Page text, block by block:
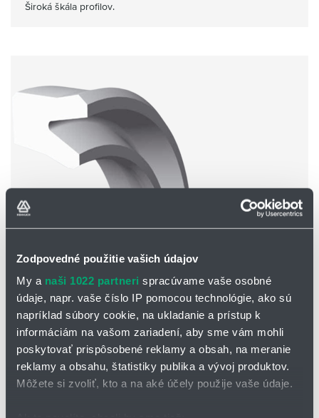
Zodpovedné použitie vašich údajov
My a naši 1022 partneri spracúvame vaše osobné
údaje, napr. vaše číslo IP pomocou technológie, ako sú
napríklad súbory cookie, na ukladanie a prístup k
informáciám na vašom zariadení, aby sme vám mohli
poskytovať prispôsobené reklamy a obsah, na meranie
reklamy a obsahu, štatistiky publika a vývoj produktov.
Môžete si zvoliť, kto a na aké účely použije vaše údaje.
Široká škála profilov.
HSC piestnicové tesnenia
Vysoká tesnosť a odolnosť.
Optimalizovaná geometria profilov.